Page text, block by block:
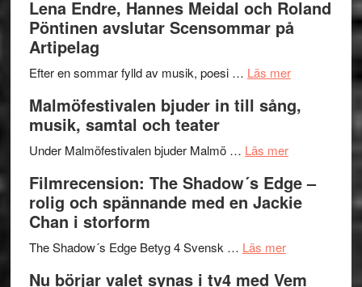
I
Delvis
genrens
terräng
på
Lena Endre, Hannes Meidal och Roland
Pöntinen avslutar Scensommar på
Artipelag
Efter en sommar fylld av musik, poesi … Läs merom
Endre,
Roland
Pöntinen
Malmöfestivalen bjuder in till sång,
musik, samtal och teater
Under Malmöfestivalen bjuder Malmö … Läs merom
bjuder
in
Filmrecension: The Shadow´s Edge –
rolig och spännande med en Jackie
Chan i storform
The Shadow´s Edge Betyg 4 Svensk … Läs merom
Nu börjar valet synas i tv4 med Vem